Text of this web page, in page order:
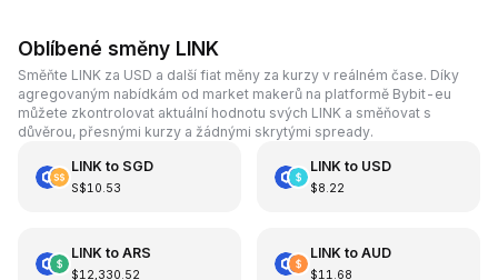
Oblíbené směny LINK
Směňte LINK za USD a další fiat měny za kurzy v reálném čase. Díky
agregovaným nabídkám od market makerů na platformě Bybit-eu
můžete zkontrolovat aktuální hodnotu svých LINK a směňovat s
důvěrou, přesnými kurzy a žádnými skrytými spready.
LINKto SGD
S$10.53
LINKto USD
$8.22
LINKto ARS
$12,330.52
LINKto AUD
$11.68